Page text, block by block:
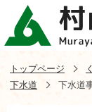
トップページ
下水道
下水道